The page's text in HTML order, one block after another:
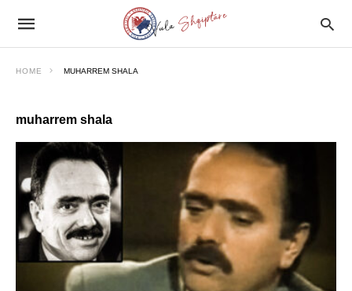
HOME MUHARREM SHALA
muharrem shala